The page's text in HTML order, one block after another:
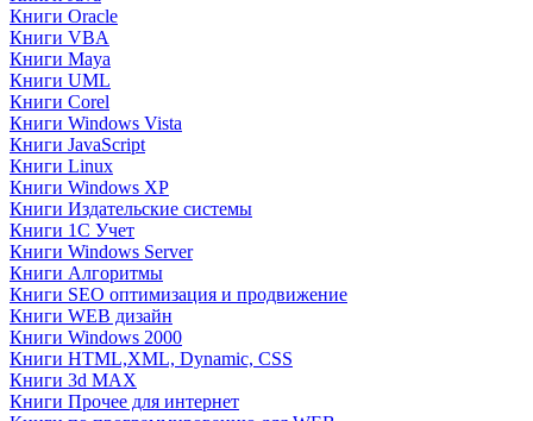
Книги Oracle
Книги VBA
Книги Maya
Книги UML
Книги Corel
Книги Windows Vista
Книги JavaScript
Книги Linux
Книги Windows XP
Книги Издательские системы
Книги 1C Учет
Книги Windows Server
Книги Алгоритмы
Книги SEO оптимизация и продвижение
Книги WEB дизайн
Книги Windows 2000
Книги HTML,XML, Dynamic, CSS
Книги 3d MAX
Книги Прочее для интернет